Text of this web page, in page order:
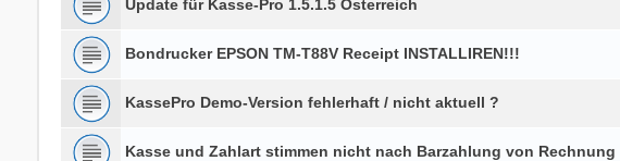
Update für Kasse-Pro 1.5.1.5 Österreich
Bondrucker EPSON TM-T88V Receipt INSTALLIREN!!!
KassePro Demo-Version fehlerhaft / nicht aktuell ?
Kasse und Zahlart stimmen nicht nach Barzahlung von Rechnung